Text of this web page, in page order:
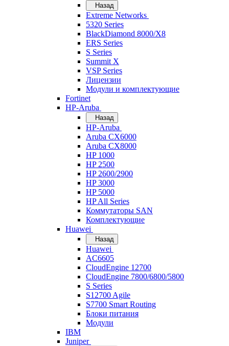
Назад
Extreme Networks
5320 Series
BlackDiamond 8000/X8
ERS Series
S Series
Summit X
VSP Series
Лицензии
Модули и комплектующие
Fortinet
HP-Aruba
Назад
HP-Aruba
Aruba CX6000
Aruba CX8000
HP 1000
HP 2500
HP 2600/2900
HP 3000
HP 5000
HP All Series
Коммутаторы SAN
Комплектующие
Huawei
Назад
Huawei
AC6605
CloudEngine 12700
CloudEngine 7800/6800/5800
S Series
S12700 Agile
S7700 Smart Routing
Блоки питания
Модули
IBM
Juniper